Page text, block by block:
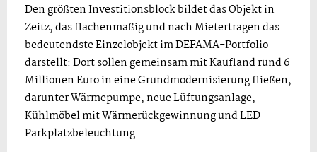
Den größten Investitionsblock bildet das Objekt in
Zeitz, das flächenmäßig und nach Mieterträgen das
bedeutendste Einzelobjekt im DEFAMA-Portfolio
darstellt: Dort sollen gemeinsam mit Kaufland rund 6
Millionen Euro in eine Grundmodernisierung fließen,
darunter Wärmepumpe, neue Lüftungsanlage,
Kühlmöbel mit Wärmerückgewinnung und LED-
Parkplatzbeleuchtung.